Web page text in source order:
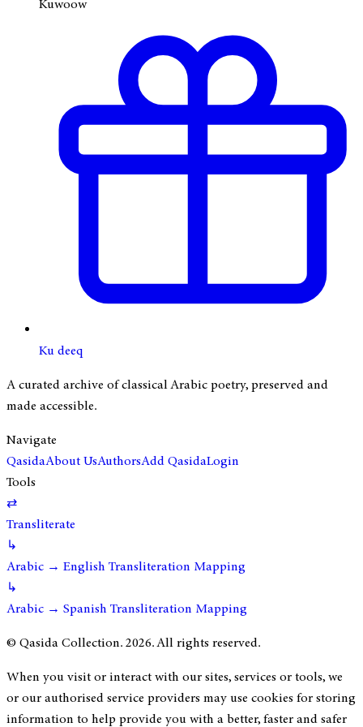
Kuwoow
Ku deeq
A curated archive of classical Arabic poetry, preserved and
made accessible.
Navigate
QasidaAbout UsAuthorsAdd QasidaLogin
Tools
⇄
Transliterate
↳
Arabic → English Transliteration Mapping
↳
Arabic → Spanish Transliteration Mapping
© Qasida Collection.2026. All rights reserved.
When you visit or interact with our sites, services or tools, we
or our authorised service providers may use cookies for storing
information to help provide you with a better, faster and safer